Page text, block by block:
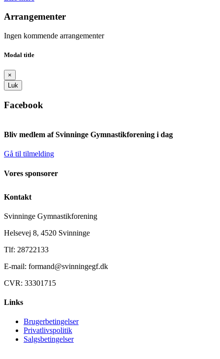
Arrangementer
Ingen kommende arrangementer
Modal title
×
Luk
Facebook
Bliv medlem af Svinninge Gymnastikforening i dag
Gå til tilmelding
Vores sponsorer
Kontakt
Svinninge Gymnastikforening
Helsevej 8, 4520 Svinninge
Tlf: 28722133
E-mail: formand@svinningegf.dk
CVR: 33301715
Links
Brugerbetingelser
Privatlivspolitik
Salgsbetingelser